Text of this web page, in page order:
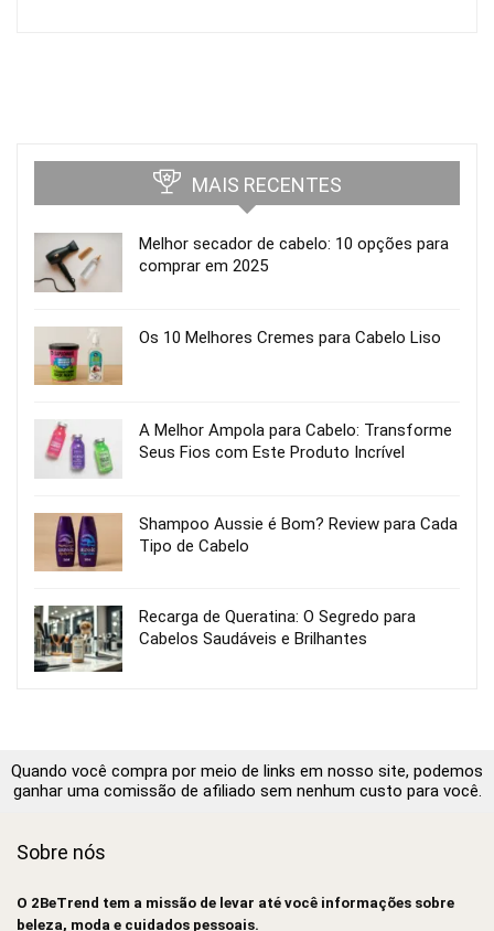
MAIS RECENTES
Melhor secador de cabelo: 10 opções para
comprar em 2025
Os 10 Melhores Cremes para Cabelo Liso
A Melhor Ampola para Cabelo: Transforme
Seus Fios com Este Produto Incrível
Shampoo Aussie é Bom? Review para Cada
Tipo de Cabelo
Recarga de Queratina: O Segredo para
Cabelos Saudáveis e Brilhantes
Quando você compra por meio de links em nosso site, podemos
ganhar uma comissão de afiliado sem nenhum custo para você.
Sobre nós
O 2BeTrend tem a missão de levar até você informações sobre
beleza, moda e cuidados pessoais.